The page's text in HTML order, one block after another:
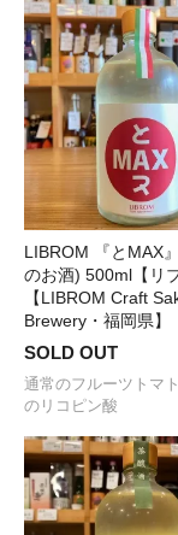
LIBROM 『とMAX
のお酒) 500ml【リ
【LIBROM Craft
Brewery・福岡県】
SOLD OUT
通常のフルーツトマ
のリコピン酸